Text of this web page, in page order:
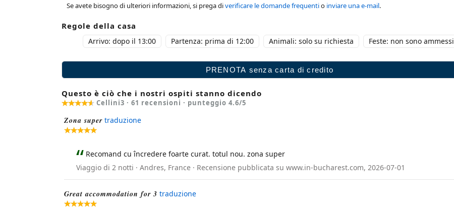
Se avete bisogno di ulteriori informazioni, si prega diverificare le domande frequentio inviare una e-mail.
Regole della casa
Arrivo: dopo il 13:00 Partenza: prima di 12:00 Animali: solo su richiesta Feste: non sono ammessi
Questo è ciò che i nostri ospiti stanno dicendo
Cellini3 · 61 recensioni · punteggio 4.6/5
Zona super traduzione
Recomand cu încredere foarte curat. totul nou. zona super
Viaggio di 2 notti · Andres, France · Recensione pubblicata su www.in-bucharest.com, 2026-07-01
Great accommodation for 3 traduzione